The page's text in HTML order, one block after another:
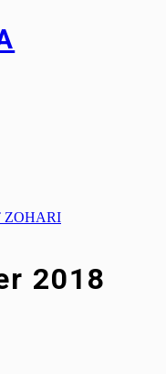
ZOHARI
2018